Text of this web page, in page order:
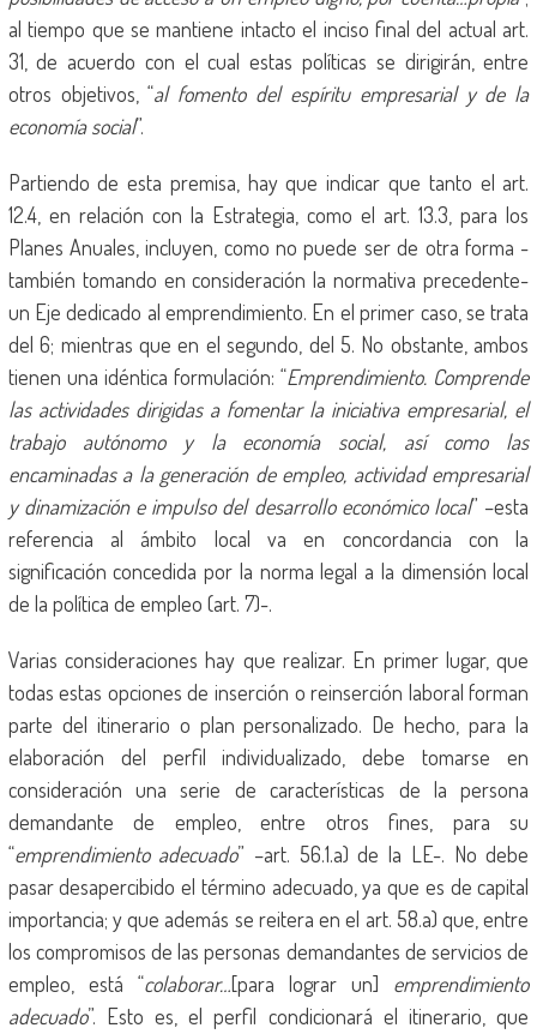
al tiempo que se mantiene intacto el inciso final del actual art.
31, de acuerdo con el cual estas políticas se dirigirán, entre
otros objetivos, “al fomento del espíritu empresarial y de la
economía social”.
Partiendo de esta premisa, hay que indicar que tanto el art.
12.4, en relación con la Estrategia, como el art. 13.3, para los
Planes Anuales, incluyen, como no puede ser de otra forma -
también tomando en consideración la normativa precedente-
un Eje dedicado al emprendimiento. En el primer caso, se trata
del 6; mientras que en el segundo, del 5. No obstante, ambos
tienen una idéntica formulación: “Emprendimiento. Comprende
las actividades dirigidas a fomentar la iniciativa empresarial, el
trabajo autónomo y la economía social, así como las
encaminadas a la generación de empleo, actividad empresarial
y dinamización e impulso del desarrollo económico local” –esta
referencia al ámbito local va en concordancia con la
significación concedida por la norma legal a la dimensión local
de la política de empleo (art. 7)-.
Varias consideraciones hay que realizar. En primer lugar, que
todas estas opciones de inserción o reinserción laboral forman
parte del itinerario o plan personalizado. De hecho, para la
elaboración del perfil individualizado, debe tomarse en
consideración una serie de características de la persona
demandante de empleo, entre otros fines, para su
“emprendimiento adecuado” –art. 56.1.a) de la LE-. No debe
pasar desapercibido el término adecuado, ya que es de capital
importancia; y que además se reitera en el art. 58.a) que, entre
los compromisos de las personas demandantes de servicios de
empleo, está “colaborar…[para lograr un] emprendimiento
adecuado”. Esto es, el perfil condicionará el itinerario, que